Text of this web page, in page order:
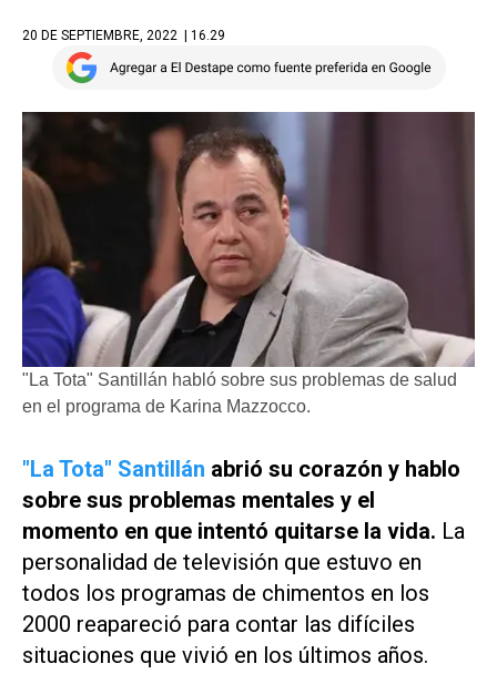
20 DE SEPTIEMBRE, 2022 | 16.29
"La Tota" Santillán habló sobre sus problemas de salud
en el programa de Karina Mazzocco.
"La Tota" Santillán abrió su corazón y hablo
sobre sus problemas mentales y el
momento en que intentó quitarse la vida. La
personalidad de televisión que estuvo en
todos los programas de chimentos en los
2000 reapareció para contar las difíciles
situaciones que vivió en los últimos años.